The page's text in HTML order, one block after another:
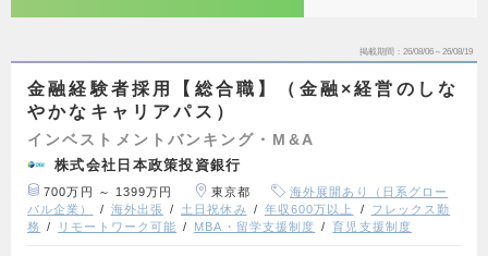
掲載期間 26/08/06～26/08/19
金融経験者採用【総合職】（金融×経営のしな
やかなキャリアパス）
インベストメントバンキング・M&A
株式会社日本政策投資銀行
700万円 ～ 1399万円 東京都
海外展開あり（日系グロー
バル企業）
海外出張 土日祝休み 年収600万以上
フレックス勤
務
リモートワーク可能 MBA・留学支援制度 育児支援制度